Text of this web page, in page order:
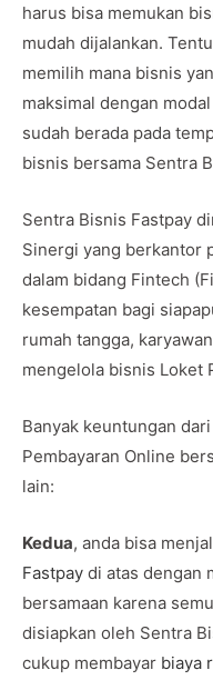
harus bisa memukan
mudah dijalankan.
memilih mana bisnis
maksimal dengan
sudah berada pada
bisnis bersama Sentra
Sentra Bisnis Fastpay
Sinergi yang berkantor
dalam bidang Fintech
kesempatan bagi
rumah tangga,
mengelola bisnis Loket
Banyak keuntungan
Pembayaran Online
lain:
Kedua, anda bisa
Fastpay di atas dengan
bersamaan karena
disiapkan oleh Sentra
cukup membayar biaya